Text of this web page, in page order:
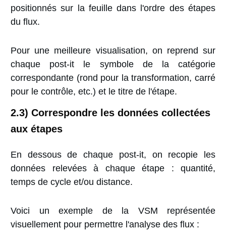
positionnés sur la feuille dans l'ordre des étapes
du flux.
Pour une meilleure visualisation, on reprend sur
chaque post-it le symbole de la catégorie
correspondante (rond pour la transformation, carré
pour le contrôle, etc.) et le titre de l'étape.
2.3) Correspondre les données collectées
aux étapes
En dessous de chaque post-it, on recopie les
données relevées à chaque étape : quantité,
temps de cycle et/ou distance.
Voici un exemple de la VSM représentée
visuellement pour permettre l'analyse des flux :